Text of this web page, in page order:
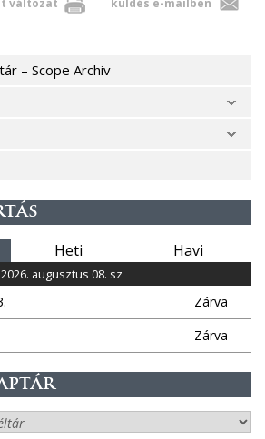
változat küldés e-mailben
– Scope Archiv
Heti Havi
2026. augusztus 08. sz
Zárva
Zárva